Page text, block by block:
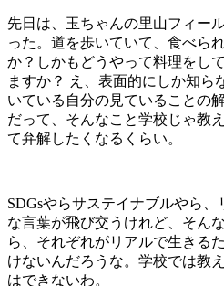
先日は、玉ちゃんの里山フィー
った。道を歩いていて、食べら
か？しかもどうやって料理をし
ますか？
え、表面的にしか知ら
いている自分の見ていることの
だって、そんなこと学校じゃ教
て弁解したくなるくらい。
SDGsやらサステイナブルやら、
な言葉が飛び交うけれど、そん
ら、それぞれがリアルで生きる
けないんだろうな。学校では教
はできないわ。